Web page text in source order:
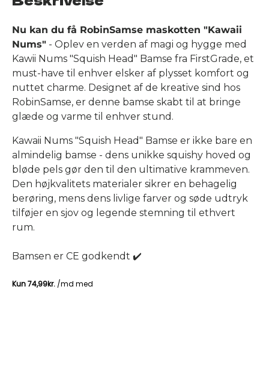
Nu kan du få RobinSamse maskotten "Kawaii
Nums" - Oplev en verden af ​​magi og hygge med
Kawii Nums "Squish Head" Bamse fra FirstGrade, et
must-have til enhver elsker af plysset komfort og
nuttet charme. Designet af de kreative sind hos
RobinSamse, er denne bamse skabt til at bringe
glæde og varme til enhver stund.
Kawaii Nums "Squish Head" Bamse er ikke bare en
almindelig bamse - dens unikke squishy hoved og
bløde pels gør den til den ultimative krammeven.
Den højkvalitets materialer sikrer en behagelig
berøring, mens dens livlige farver og søde udtryk
tilføjer en sjov og legende stemning til ethvert
rum.
Bamsen er CE godkendt ✔️